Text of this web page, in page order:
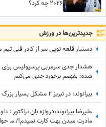
2026 چه کرد؟
جدید‌ترین‌ها در ورزش
دستیار قلعه نویی سر از کادر فنی تیم
هشدار جدی سرمربی پرسپولیس
شده: بفهمم برخورد جدی می‌کنم
بیرانوند: در تبریز 2 مشکل بسیار بزرگ دارم که ....
علیرضا بیرانوند،دروازه بان
مادرت میدن بهت کارت نمیدم!/ ما